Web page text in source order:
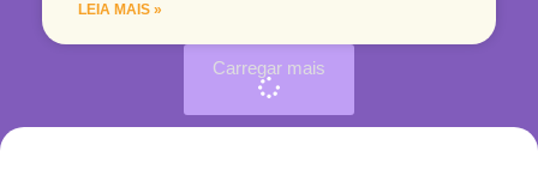
LEIA MAIS »
Carregar mais